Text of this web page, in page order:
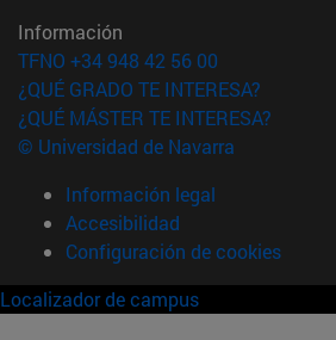
Información
TFNO +34 948 42 56 00
¿QUÉ GRADO TE INTERESA?
¿QUÉ MÁSTER TE INTERESA?
© Universidad de Navarra
Información legal
Accesibilidad
Configuración de cookies
Localizador de campus